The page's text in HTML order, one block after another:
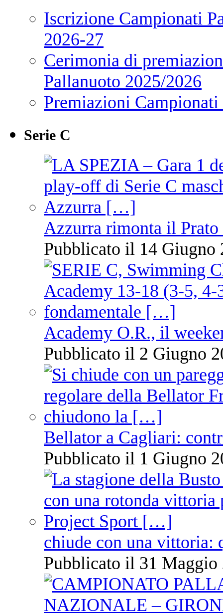
Iscrizione Campionati
2026-27
Cerimonia di
Pallanuoto 2025/2026
Premiazioni
Serie C
Azzurra rimonta il Prato
Pubblicato il 14 Giugno
Academy O.R., il
Pubblicato il 2 Giugno
Bellator a Cagliari:
Pubblicato il 1 Giugno
chiude con una vittoria:
Pubblicato il 31 Maggio